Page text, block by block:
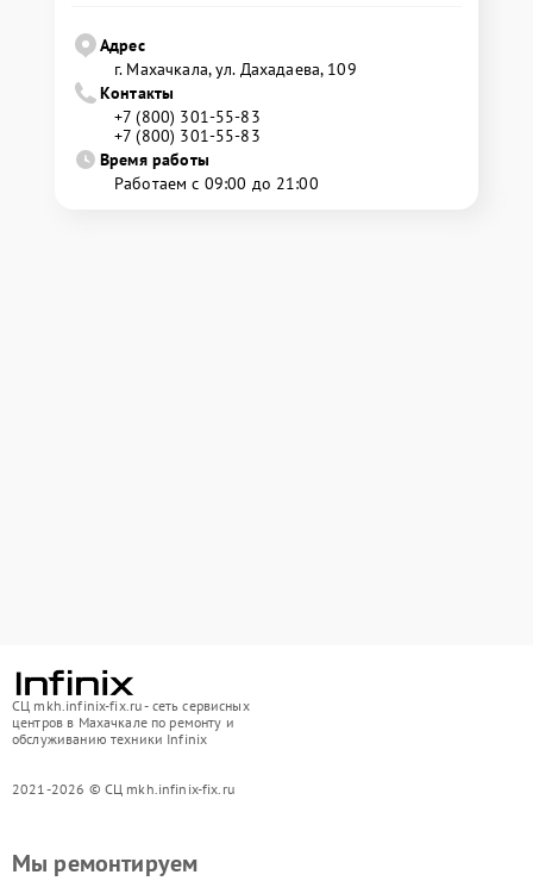
Адрес
г. Махачкала, ул. Дахадаева, 109
Контакты
+7 (800) 301-55-83
+7 (800) 301-55-83
Время работы
Работаем с 09:00 до 21:00
СЦ mkh.infinix-fix.ru - сеть сервисных
центров в Махачкале по ремонту и
обслуживанию техники Infinix
2021-2026 © СЦ mkh.infinix-fix.ru
Мы ремонтируем